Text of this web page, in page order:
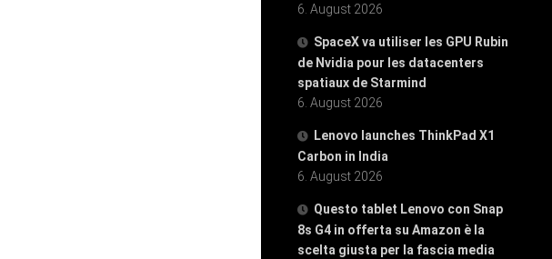
6. August 2026
SpaceX va utiliser les GPU Rubin
de Nvidia pour les datacenters
spatiaux de Starmind
6. August 2026
Lenovo launches ThinkPad X1
Carbon in India
6. August 2026
Questo tablet Lenovo con Snap
8s G4 in offerta su Amazon è la
scelta giusta per la fascia media